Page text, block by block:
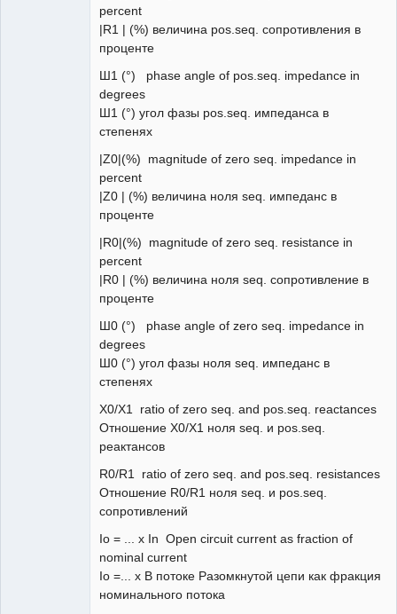
percent
|R1 | (%) величина pos.seq. сопротивления в
проценте
Ш1 (°) phase angle of pos.seq. impedance in
degrees
Ш1 (°) угол фазы pos.seq. импеданса в
степенях
|Z0|(%) magnitude of zero seq. impedance in
percent
|Z0 | (%) величина ноля seq. импеданс в
проценте
|R0|(%) magnitude of zero seq. resistance in
percent
|R0 | (%) величина ноля seq. сопротивление в
проценте
Ш0 (°) phase angle of zero seq. impedance in
degrees
Ш0 (°) угол фазы ноля seq. импеданс в
степенях
X0/X1 ratio of zero seq. and pos.seq. reactances
Отношение X0/X1 ноля seq. и pos.seq.
реактансов
R0/R1 ratio of zero seq. and pos.seq. resistances
Отношение R0/R1 ноля seq. и pos.seq.
сопротивлений
Io = ... x In Open circuit current as fraction of
nominal current
Io =... x В потоке Разомкнутой цепи как фракция
номинального потока